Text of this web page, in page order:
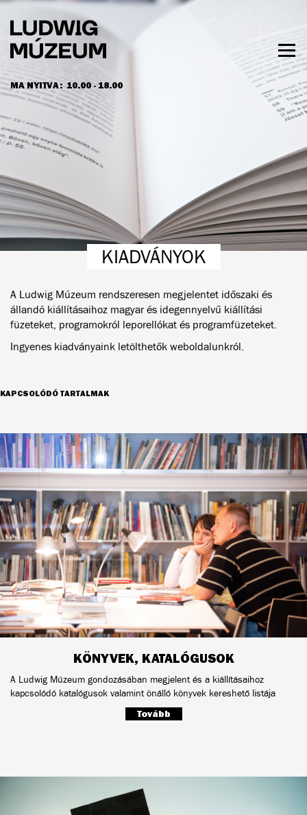
Ugrás
tartalomra
MA NYITVA: 10.00 - 18.00
NYITVATARTÁS ÉS JEGYÁRAK
KIADVÁNYOK
A Ludwig Múzeum rendszeresen megjelentet időszaki és
állandó kiállításaihoz magyar és idegennyelvű kiállítási
füzeteket, programokról leporellókat és programfüzeteket.
Ingyenes kiadványaink letölthetők weboldalunkról.
KAPCSOLÓDÓ TARTALMAK
KÖNYVEK, KATALÓGUSOK
A Ludwig Múzeum gondozásában megjelent és a kiállításaihoz
kapcsolódó katalógusok valamint önálló könyvek kereshető listája
Tovább